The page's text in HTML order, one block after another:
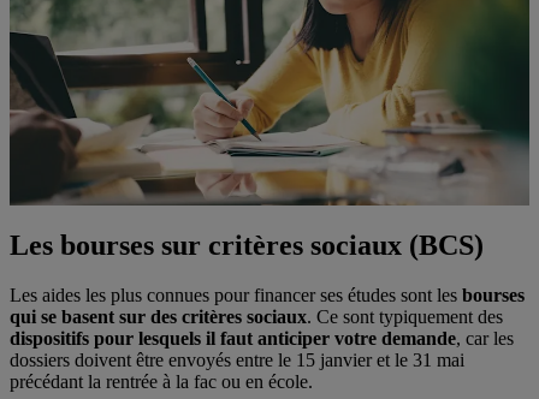
Les bourses sur critères sociaux (BCS)
Les aides les plus connues pour financer ses études sont les bourses
qui se basent sur des critères sociaux. Ce sont typiquement des
dispositifs pour lesquels il faut anticiper votre demande, car les
dossiers doivent être envoyés entre le 15 janvier et le 31 mai
précédant la rentrée à la fac ou en école.